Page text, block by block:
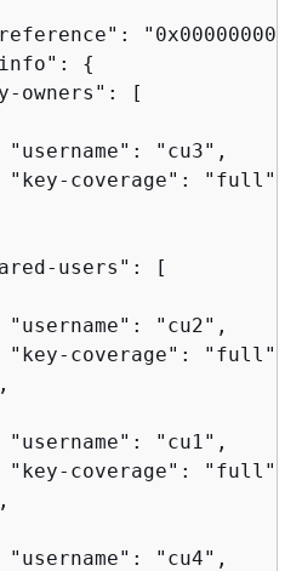
{
owners": [
"cu3",
"key-coverage": "full"
users": [
"cu2",
"key-coverage": "full"
"cu1",
"key-coverage": "full"
"cu4",